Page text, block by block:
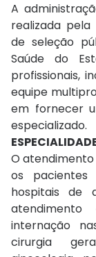
A
realizada pela
de seleção
Saúde do
profissionais,
equipe
em fornecer
especializado.
O atendimento
os pacientes
hospitais de
atendimento
internação
cirurgia